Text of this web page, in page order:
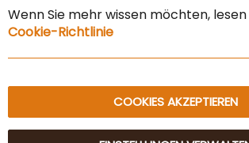
Datenschutz & Sicherheit
Wenn Sie mehr wissen möchten,
Cookie-Richtlinie
COOKIES AKZEPTIEREN